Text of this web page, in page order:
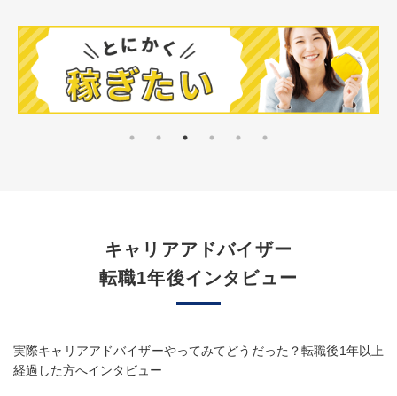
キャリアアドバイザー
転職1年後インタビュー
実際キャリアアドバイザーやってみてどうだった？転職後1年以上
経過した方へインタビュー